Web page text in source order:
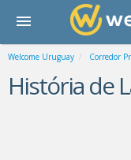
Welcome Uruguay Corredor
História de